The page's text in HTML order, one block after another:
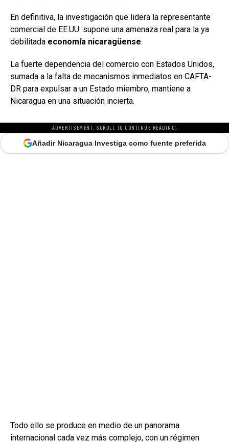
En definitiva, la investigación que lidera la representante
comercial de EE.UU. supone una amenaza real para la ya
debilitada economía nicaragüense.
La fuerte dependencia del comercio con Estados Unidos,
sumada a la falta de mecanismos inmediatos en CAFTA-
DR para expulsar a un Estado miembro, mantiene a
Nicaragua en una situación incierta.
ADVERTISEMENT. SCROLL TO CONTINUE READING.
Añadir Nicaragua Investiga como fuente preferida
Todo ello se produce en medio de un panorama
internacional cada vez más complejo, con un régimen